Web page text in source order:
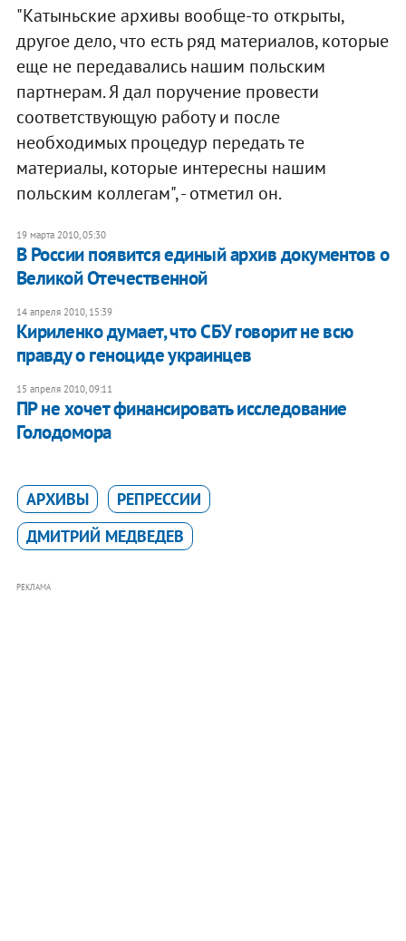
"Катыньские архивы вообще-то открыты,
другое дело, что есть ряд материалов, которые
еще не передавались нашим польским
партнерам. Я дал поручение провести
соответствующую работу и после
необходимых процедур передать те
материалы, которые интересны нашим
польским коллегам", - отметил он.
19 марта 2010, 05:30
В России появится единый архив документов о
Великой Отечественной
14 апреля 2010, 15:39
Кириленко думает, что СБУ говорит не всю
правду о геноциде украинцев
15 апреля 2010, 09:11
ПР не хочет финансировать исследование
Голодомора
АРХИВЫ
РЕПРЕССИИ
ДМИТРИЙ МЕДВЕДЕВ
РЕКЛАМА